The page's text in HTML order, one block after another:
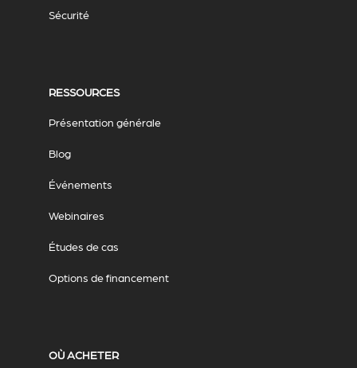
Sécurité
RESSOURCES
Présentation générale
Blog
Événements
Webinaires
Études de cas
Options de financement
OÙ ACHETER